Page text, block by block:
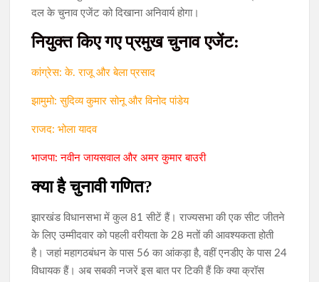
दल के चुनाव एजेंट को दिखाना अनिवार्य होगा।
नियुक्त किए गए प्रमुख चुनाव एजेंट:
कांग्रेस: के. राजू और बेला प्रसाद
झामुमो: सुदिव्य कुमार सोनू और विनोद पांडेय
राजद: भोला यादव
भाजपा: नवीन जायसवाल और अमर कुमार बाउरी
क्या है चुनावी गणित?
झारखंड विधानसभा में कुल 81 सीटें हैं। राज्यसभा की एक सीट जीतने
के लिए उम्मीदवार को पहली वरीयता के 28 मतों की आवश्यकता होती
है। जहां महागठबंधन के पास 56 का आंकड़ा है, वहीं एनडीए के पास 24
विधायक हैं। अब सबकी नजरें इस बात पर टिकी हैं कि क्या क्रॉस